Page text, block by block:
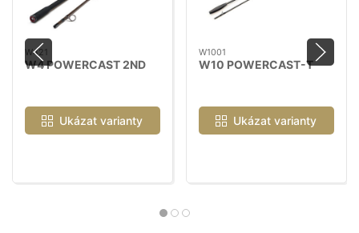
W421
W4 POWERCAST 2ND
Ukázat varianty
W1001
W10 POWERCAST-T
Ukázat varianty